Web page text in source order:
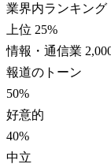
業界内ランキング
上位 25%
情報・通信業
報道のトーン
50%
好意的
40%
中立